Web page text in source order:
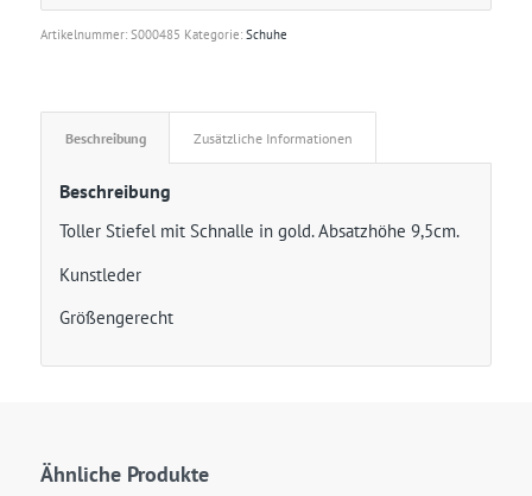
Artikelnummer: S000485 Kategorie: Schuhe
Beschreibung Zusätzliche Informationen
Beschreibung
Toller Stiefel mit Schnalle in gold. Absatzhöhe 9,5cm.
Kunstleder
Größengerecht
Ähnliche Produkte